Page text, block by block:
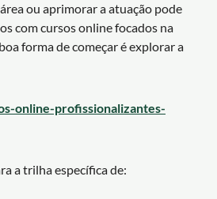
ou aprimorar a atuação pode
com cursos online focados na
forma de começar é explorar a
online-profissionalizantes-
a trilha específica de: